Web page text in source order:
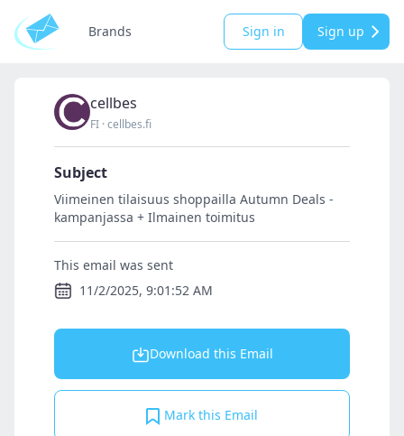
Brands Sign in Sign up
cellbes
FI ·cellbes.fi
Subject
Viimeinen tilaisuus shoppailla Autumn Deals -
kampanjassa + Ilmainen toimitus
This email was sent
11/2/2025, 9:01:52 AM
Download this Email
Mark this Email